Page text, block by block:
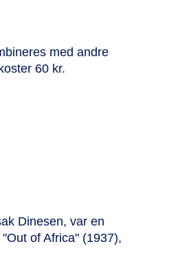
med andre
60 kr.
Dinesen, var en
of Africa" (1937),